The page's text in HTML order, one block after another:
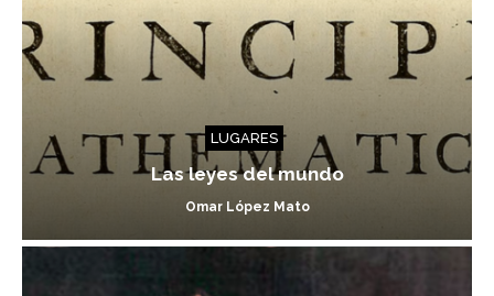
LUGARES
Las leyes del mundo
Omar López Mato